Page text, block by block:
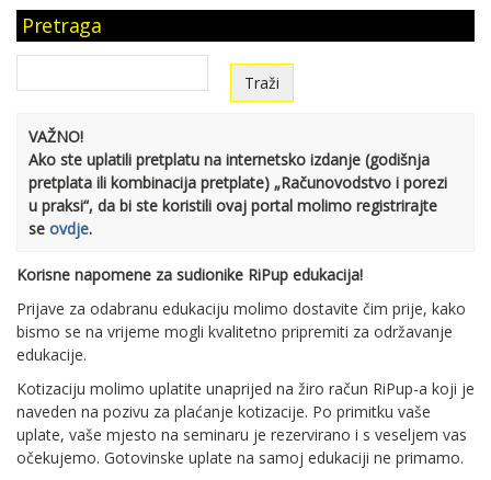
Pretraga
VAŽNO!
Ako ste uplatili pretplatu na internetsko izdanje (godišnja
pretplata ili kombinacija pretplate) „Računovodstvo i porezi
u praksi“, da bi ste koristili ovaj portal molimo registrirajte
se ovdje.
Korisne napomene za sudionike RiPup edukacija!
Prijave za odabranu edukaciju molimo dostavite čim prije, kako
bismo se na vrijeme mogli kvalitetno pripremiti za održavanje
edukacije.
Kotizaciju molimo uplatite unaprijed na žiro račun RiPup-a koji je
naveden na pozivu za plaćanje kotizacije. Po primitku vaše
uplate, vaše mjesto na seminaru je rezervirano i s veseljem vas
očekujemo. Gotovinske uplate na samoj edukaciji ne primamo.